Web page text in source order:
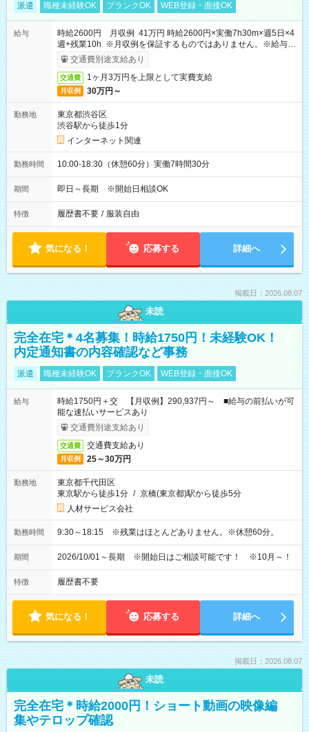
派遣 職種未経験OK ブランクOK WEB登録・面接OK
給与
時給2600円 月収例 41万円 時給2600円×実働7h30m×週5日×4
週+残業10h ※月収例を保証するものではありません。※給与即
受取りサービス利用可（利用条件有）
交通費別途支給あり
交通費 1ヶ月3万円を上限として実費支給
月収例 30万円～
勤務地
東京都渋谷区
渋谷駅から徒歩1分
インターネット関連
勤務時間 10:00-18:30（休憩60分）実働7時間30分
期間 即日～長期 ※開始日相談OK
特徴 履歴書不要 / 服装自由
気になる！ 応募する 詳細へ
掲載日：2026.08.07
未読
完全在宅＊4名募集！時給1750円！未経験OK！
内定通知書の内容確認など事務
派遣 職種未経験OK ブランクOK WEB登録・面接OK
給与
時給1750円＋交 【月収例】290,937円～ ■給与の前払いが可
能な速払いサービスあり
交通費別途支給あり
交通費 交通費支給あり
月収例 25～30万円
勤務地
東京都千代田区
東京駅から徒歩1分 / 京橋(東京都)駅から徒歩5分
人材サービス会社
勤務時間 9:30～18:15 ※残業はほとんどありません。※休憩60分。
期間 2026/10/01～長期 ※開始日はご相談可能です！ ※10月～！
特徴 履歴書不要
気になる！ 応募する 詳細へ
掲載日：2026.08.07
未読
完全在宅＊時給2000円！ショート動画の映像編
集やテロップ確認